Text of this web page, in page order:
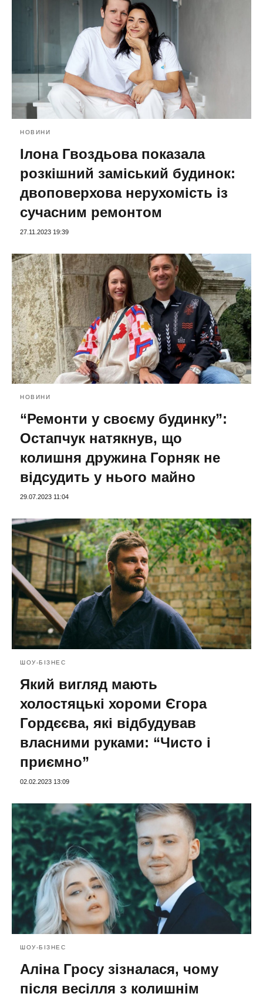
НОВИНИ
Ілона Гвоздьова показала
розкішний заміський будинок:
двоповерхова нерухомість із
сучасним ремонтом
27.11.2023 19:39
НОВИНИ
“Ремонти у своєму будинку”:
Остапчук натякнув, що
колишня дружина Горняк не
відсудить у нього майно
29.07.2023 11:04
ШОУ-БІЗНЕС
Який вигляд мають
холостяцькі хороми Єгора
Гордєєва, які відбудував
власними руками: “Чисто і
приємно”
02.02.2023 13:09
ШОУ-БІЗНЕС
Аліна Гросу зізналася, чому
після весілля з колишнім